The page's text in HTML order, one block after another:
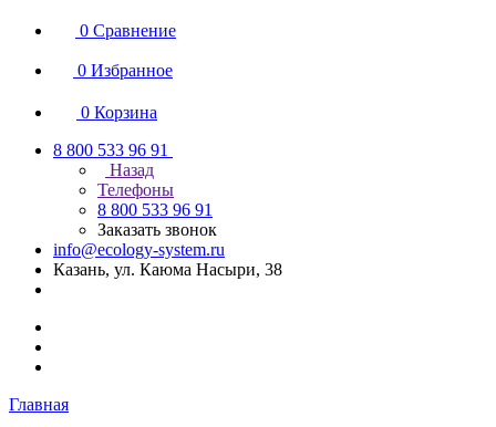
0 Сравнение
0 Избранное
0 Корзина
8 800 533 96 91
Назад
Телефоны
8 800 533 96 91
Заказать звонок
info@ecology-system.ru
Казань, ул. Каюма Насыри, 38
Главная